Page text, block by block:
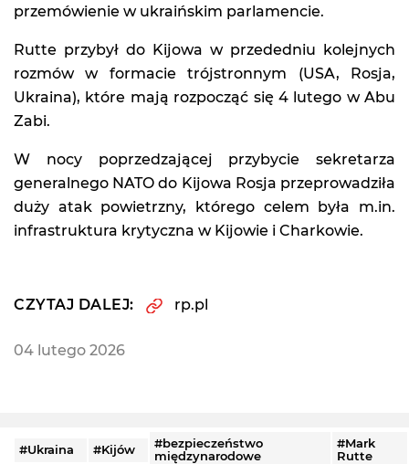
przemówienie w ukraińskim parlamencie.
Rutte przybył do Kijowa w przededniu kolejnych
rozmów w formacie trójstronnym (USA, Rosja,
Ukraina), które mają rozpocząć się 4 lutego w Abu
Zabi.
W nocy poprzedzającej przybycie sekretarza
generalnego NATO do Kijowa Rosja przeprowadziła
duży atak powietrzny, którego celem była m.in.
infrastruktura krytyczna w Kijowie i Charkowie.
CZYTAJ DALEJ: rp.pl
04 lutego 2026
#Ukraina #Kijów
#bezpieczeństwo
międzynarodowe
#Mark
Rutte